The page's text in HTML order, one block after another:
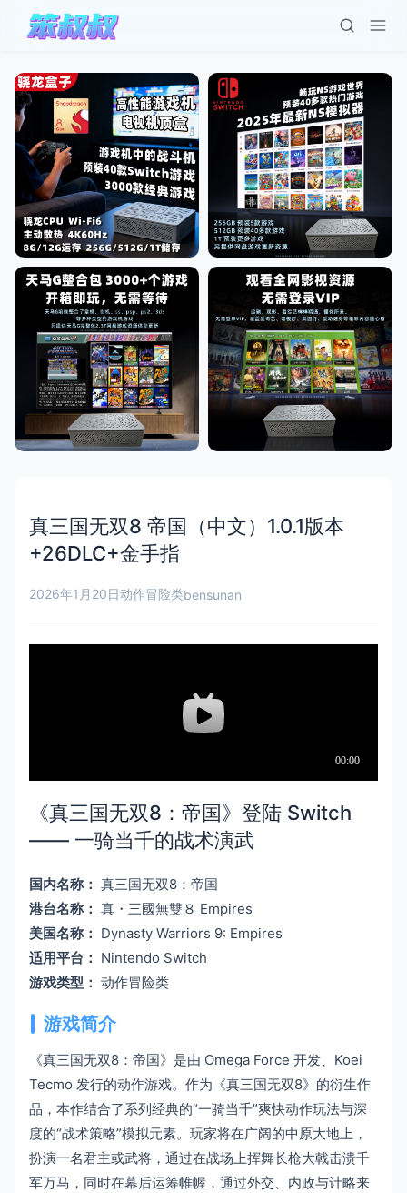
真三国无双8 帝国（中文）1.0.1版本
+26DLC+金手指
2026年1月20日动作冒险类bensunan
《真三国无双8：帝国》登陆 Switch
—— 一骑当千的战术演武
国内名称： 真三国无双8：帝国
港台名称： 真・三國無雙８ Empires
美国名称： Dynasty Warriors 9: Empires
适用平台： Nintendo Switch
游戏类型： 动作冒险类
游戏简介
《真三国无双8：帝国》是由 Omega Force 开发、Koei
Tecmo 发行的动作游戏。作为《真三国无双8》的衍生作
品，本作结合了系列经典的“一骑当千”爽快动作玩法与深
度的“战术策略”模拟元素。玩家将在广阔的中原大地上，
扮演一名君主或武将，通过在战场上挥舞长枪大戟击溃千
军万马，同时在幕后运筹帷幄，通过外交、内政与计略来